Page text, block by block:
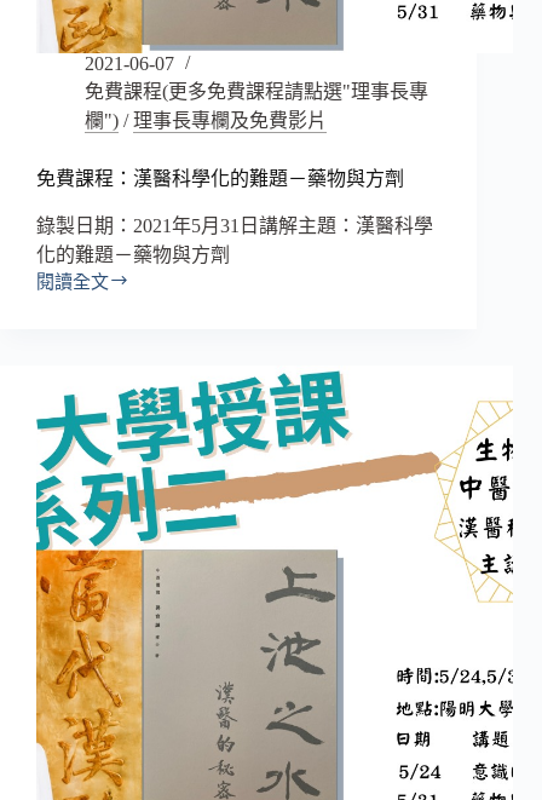
2021-06-07
免費課程(更多免費課程請點選"理事長專
欄") / 理事長專欄及免費影片
免費課程：漢醫科學化的難題－藥物與方劑
錄製日期：2021年5月31日講解主題：漢醫科學
化的難題－藥物與方劑
閱讀全文